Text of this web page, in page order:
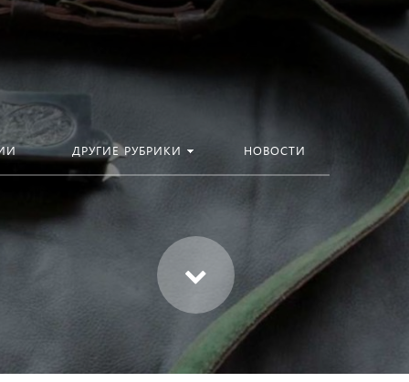
ДРУГИЕ РУБРИКИ НОВОСТИ